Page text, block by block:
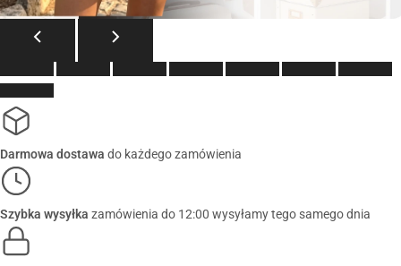
Darmowa dostawa do każdego zamówienia
Szybka wysyłka zamówienia do 12:00 wysyłamy tego samego dnia